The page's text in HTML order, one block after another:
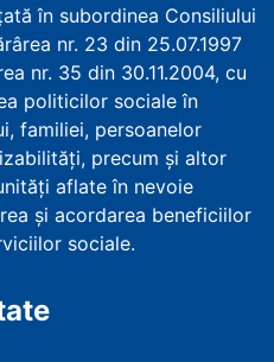
în subordinea Consiliului
nr. 23 din 25.07.1997
nr. 35 din 30.11.2004, cu
politicilor sociale în
familiei, persoanelor
precum şi altor
aflate în nevoie
şi acordarea beneficiilor
sociale.